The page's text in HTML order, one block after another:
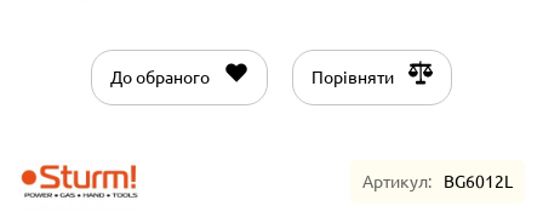
До обраного Порівняти
Артикул: BG6012L